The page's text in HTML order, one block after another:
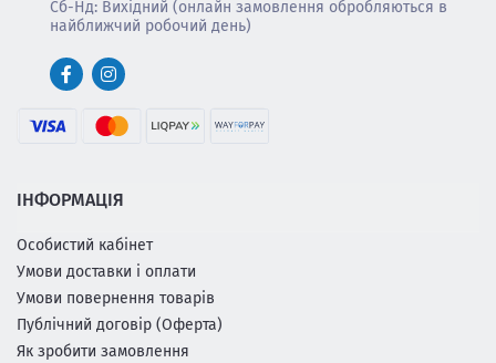
ІНФОРМАЦІЯ
Особистий кабінет
Умови доставки і оплати
Умови повернення товарів
Публічний договір (Оферта)
Як зробити замовлення
Сб-Нд: Вихідний (онлайн замовлення обробляються в
найближчий робочий день)